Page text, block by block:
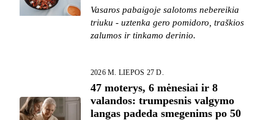
Vasaros pabaigoje salotoms nebereikia
triuku - uztenka gero pomidoro, traškios
zalumos ir tinkamo derinio.
2026 M. LIEPOS 27 D.
47 moterys, 6 mėnesiai ir 8
valandos: trumpesnis valgymo
langas padeda smegenims po 50